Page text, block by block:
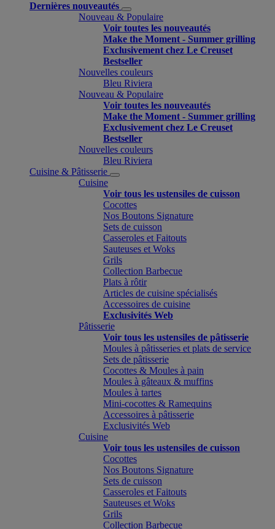
Dernières nouveautés
Nouveau & Populaire
Voir toutes les nouveautés
Make the Moment - Summer grilling
Exclusivement chez Le Creuset
Bestseller
Nouvelles couleurs
Bleu Riviera
Nouveau & Populaire
Voir toutes les nouveautés
Make the Moment - Summer grilling
Exclusivement chez Le Creuset
Bestseller
Nouvelles couleurs
Bleu Riviera
Cuisine & Pâtisserie
Cuisine
Voir tous les ustensiles de cuisson
Cocottes
Nos Boutons Signature
Sets de cuisson
Casseroles et Faitouts
Sauteuses et Woks
Grils
Collection Barbecue
Plats à rôtir
Articles de cuisine spécialisés
Accessoires de cuisine
Exclusivités Web
Pâtisserie
Voir tous les ustensiles de pâtisserie
Moules à pâtisseries et plats de service
Sets de pâtisserie
Cocottes & Moules à pain
Moules à gâteaux & muffins
Moules à tartes
Mini-cocottes & Ramequins
Accessoires à pâtisserie
Exclusivités Web
Cuisine
Voir tous les ustensiles de cuisson
Cocottes
Nos Boutons Signature
Sets de cuisson
Casseroles et Faitouts
Sauteuses et Woks
Grils
Collection Barbecue